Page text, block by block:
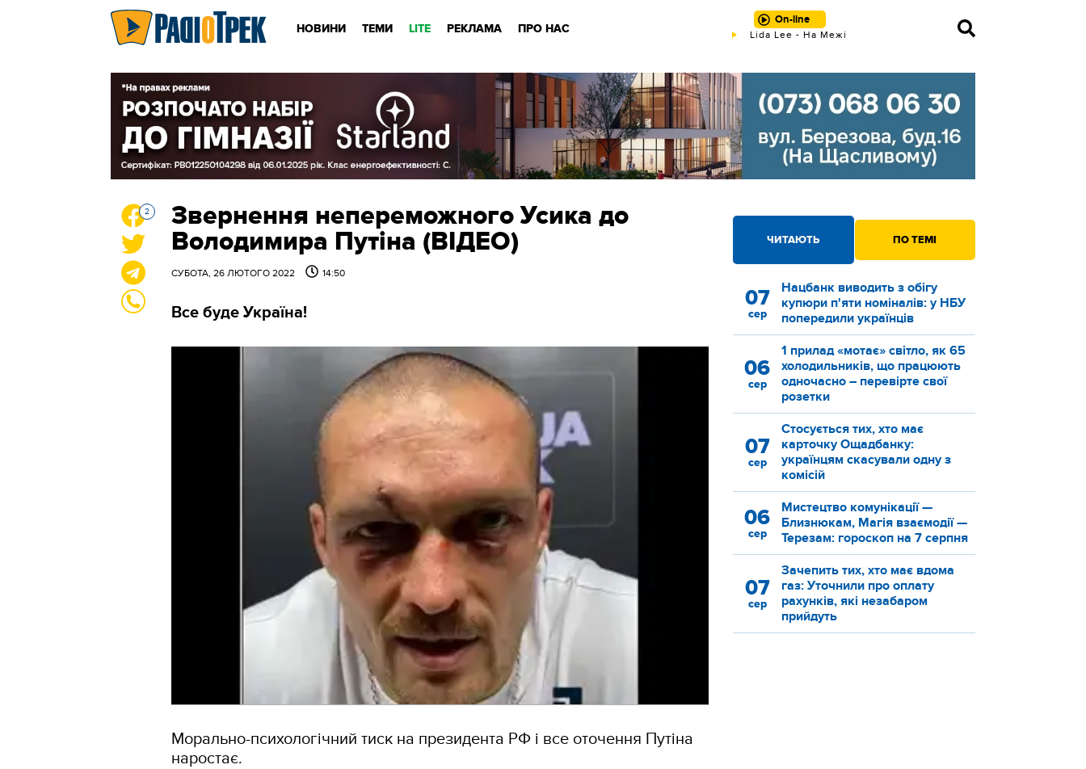
НОВИНИ ТЕМИ LITE РЕКЛАМА ПРО НАС
On-line
Lida Lee - На Межі
2
Звернення непереможного Усика до
Володимира Путіна (ВІДЕО)
СУБОТА, 26 ЛЮТОГО 2022 14:50
Все буде Україна!
Морально-психологічний тиск на президента РФ і все оточення Путіна
наростає.
ЧИТАЮТЬ ПО ТЕМІ
07
сер
Нацбанк виводить з обігу
купюри п'яти номіналів: у НБУ
попередили українців
06
сер
1 прилад «мотає» світло, як 65
холодильників, що працюють
одночасно – перевірте свої
розетки
07
сер
Стосується тих, хто має
карточку Ощадбанку:
українцям скасували одну з
комісій
06
сер
Мистецтво комунікації —
Близнюкам, Магія взаємодії —
Терезам: гороскоп на 7 серпня
07
сер
Зачепить тих, хто має вдома
газ: Уточнили про оплату
рахунків, які незабаром
прийдуть